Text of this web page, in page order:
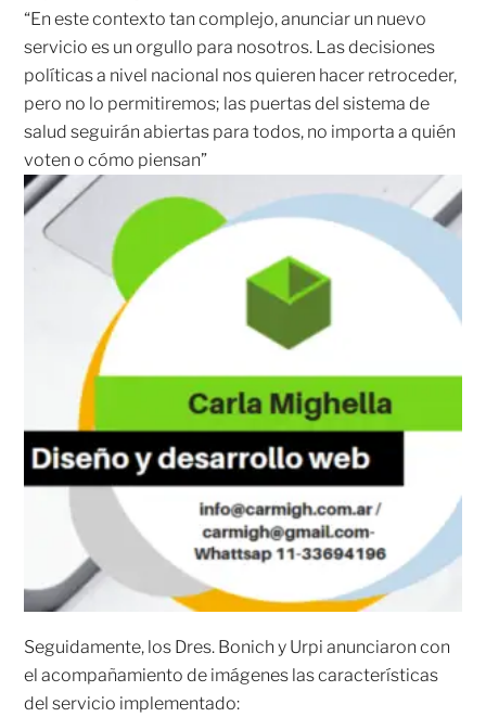
“En este contexto tan complejo, anunciar un nuevo
servicio es un orgullo para nosotros. Las decisiones
políticas a nivel nacional nos quieren hacer retroceder,
pero no lo permitiremos; las puertas del sistema de
salud seguirán abiertas para todos, no importa a quién
voten o cómo piensan”
Seguidamente, los Dres. Bonich y Urpi anunciaron con
el acompañamiento de imágenes las características
del servicio implementado: